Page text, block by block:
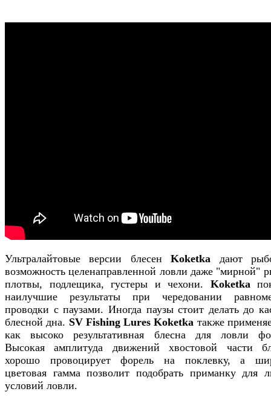
Ультралайтовые версии блесенKoketka дают
возможность целенаправленной ловли даже "мирной"
плотвы, подлещика, густеры и чехони. Koketka
наилучшие результаты при чередовании
проводки с паузами. Иногда паузы стоит делать до
блесной дна. SV Fishing Lures Koketka также
как высоко результативная блесна для ловли
Высокая амплитуда движений хвостовой части
хорошо провоцирует форель на поклевку, а
цветовая гамма позволит подобрать приманку для
условий ловли.